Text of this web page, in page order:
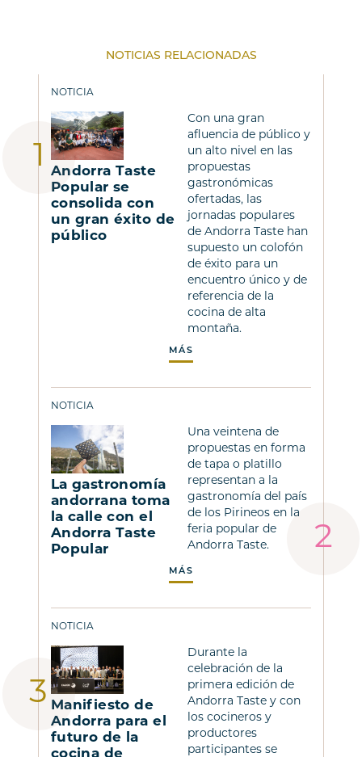
NOTICIAS RELACIONADAS
NOTICIA
Andorra Taste
Popular se
consolida con
un gran éxito de
público
Con una gran
afluencia de público y
un alto nivel en las
propuestas
gastronómicas
ofertadas, las
jornadas populares
de Andorra Taste han
supuesto un colofón
de éxito para un
encuentro único y de
referencia de la
cocina de alta
montaña.
MÁS
NOTICIA
La gastronomía
andorrana toma
la calle con el
Andorra Taste
Popular
Una veintena de
propuestas en forma
de tapa o platillo
representan a la
gastronomía del país
de los Pirineos en la
feria popular de
Andorra Taste.
MÁS
NOTICIA
Manifiesto de
Andorra para el
futuro de la
Durante la
celebración de la
primera edición de
Andorra Taste y con
los cocineros y
productores
participantes se